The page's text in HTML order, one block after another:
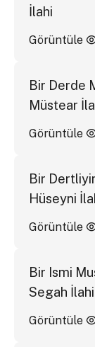
İlahi
Görüntüle
Bir Derde
Müstear
Görüntüle
Bir
Hüseyni
Görüntüle
Bir Ismi
Segah İlahi
Görüntüle